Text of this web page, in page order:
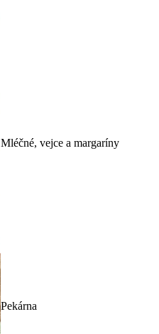
Mléčné, vejce a margaríny
Pekárna